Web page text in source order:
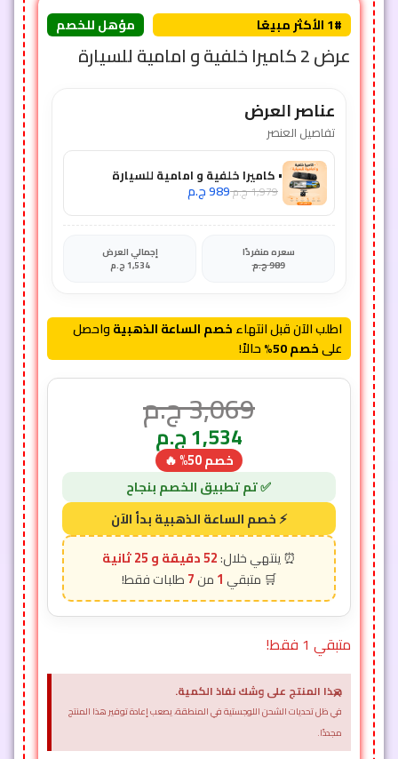
1# الأكثر مبيعًا مؤهل للخصم
عرض 2 كاميرا خلفية و امامية للسيارة
عناصر العرض
تفاصيل العنصر
• كاميرا خلفية و امامية للسيارة
1,979ج.م989ج.م
سعره منفردًا
989ج.م
إجمالي العرض
1,534 ج.م
اطلب الآن قبل انتهاءخصم الساعة الذهبيةواحصل
علىخصم 50% حالاً!
3,069ج.م
1,534ج.م
خصم 50% 🔥
52 دقيقة و 23 ثانية
1
7
متبقي 1 فقط!
هذا المنتج على وشك نفاذ الكمية.
في ظل تحديات الشحن اللوجستية في المنطقة، يصعب إعادة توفير هذا المنتج
مجددًا.
×